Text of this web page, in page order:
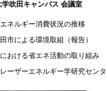
吹田キャンパス 会議室
ネルギー消費状況の推移
市による環境取組（報告）
おける省エネ活動の取り組み
ーザーエネルギー学研究セン